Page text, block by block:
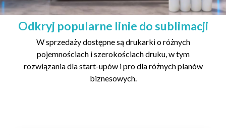
Odkryj popularne linie do sublimacji
W sprzedaży dostępne są drukarki o różnych
pojemnościach i szerokościach druku, w tym
rozwiązania dla start-upów i pro dla różnych planów
biznesowych.